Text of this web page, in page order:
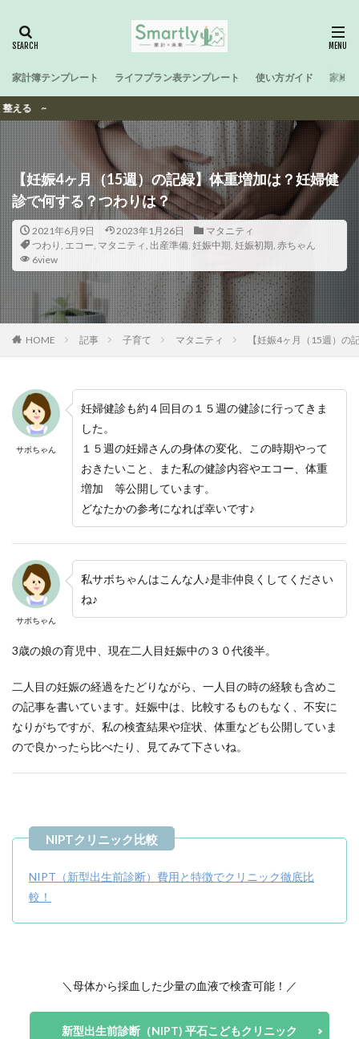
家計簿テンプレート ライフプラン表テンプレート 使い方ガイド 家計
【妊娠4ヶ月（15週）の記録】体重増加は？妊婦健
診で何する？つわりは？
2021年6月9日 2023年1月26日
マタニティ
つわり , エコー, マタニティ, 出産準備, 妊娠中期, 妊娠初期, 赤ちゃん
6view
HOME 記事 子育て マタニティ 【妊娠4ヶ月（15週）の
サボちゃん
妊婦健診も約４回目の１５週の健診に行ってきま
した。
１５週の妊婦さんの身体の変化、この時期やって
おきたいこと、また私の健診内容やエコー、体重
増加 等公開しています。
どなたかの参考になれば幸いです♪
サボちゃん
私サボちゃんはこんな人♪是非仲良くしてください
ね♪
3歳の娘の育児中、現在二人目妊娠中の３０代後半。
二人目の妊娠の経過をたどりながら、一人目の時の経験も含めこ
の記事を書いています。妊娠中は、比較するものもなく、不安に
なりがちですが、私の検査結果や症状、体重なども公開していま
ので良かったら比べたり、見てみて下さいね。
NIPT（新型出生前診断）費用と特徴でクリニック徹底比
較！
＼母体から採血した少量の血液で検査可能！／
新型出生前診断（NIPT) 平石こどもクリニック